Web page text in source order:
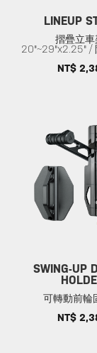
LINEUP
摺疊立車
20"~29"x2.25" /
NT$
SWING-UP
可轉動前輪
NT$